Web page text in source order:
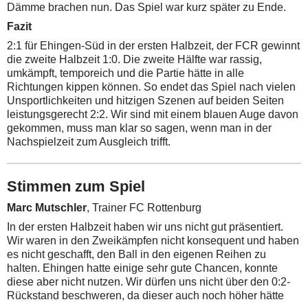
Dämme brachen nun. Das Spiel war kurz später zu Ende.
Fazit
2:1 für Ehingen-Süd in der ersten Halbzeit, der FCR gewinnt
die zweite Halbzeit 1:0. Die zweite Hälfte war rassig,
umkämpft, temporeich und die Partie hätte in alle
Richtungen kippen können. So endet das Spiel nach vielen
Unsportlichkeiten und hitzigen Szenen auf beiden Seiten
leistungsgerecht 2:2. Wir sind mit einem blauen Auge davon
gekommen, muss man klar so sagen, wenn man in der
Nachspielzeit zum Ausgleich trifft.
Stimmen zum Spiel
Marc Mutschler, Trainer FC Rottenburg
In der ersten Halbzeit haben wir uns nicht gut präsentiert.
Wir waren in den Zweikämpfen nicht konsequent und haben
es nicht geschafft, den Ball in den eigenen Reihen zu
halten. Ehingen hatte einige sehr gute Chancen, konnte
diese aber nicht nutzen. Wir dürfen uns nicht über den 0:2-
Rückstand beschweren, da dieser auch noch höher hätte